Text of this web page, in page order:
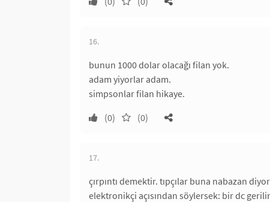
16.
bunun 1000 dolar olacağı filan yok.
adam yiyorlar adam.
simpsonlar filan hikaye.
(0)
(0)
17.
çırpıntı demektir. tıpçılar buna nabazan
elektronikçi açısından söylersek: bir dc